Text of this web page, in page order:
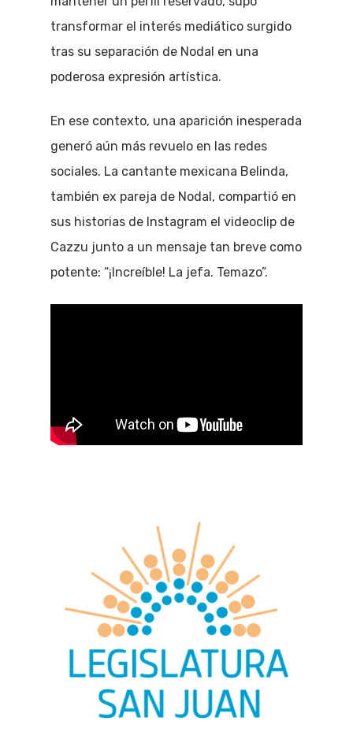
transformar el interés mediático surgido
tras su separación de Nodal en una
poderosa expresión artística.
En ese contexto, una aparición inesperada
generó aún más revuelo en las redes
sociales. La cantante mexicana Belinda,
también ex pareja de Nodal, compartió en
sus historias de Instagram el videoclip de
Cazzu junto a un mensaje tan breve como
potente: “¡Increíble! La jefa. Temazo”.